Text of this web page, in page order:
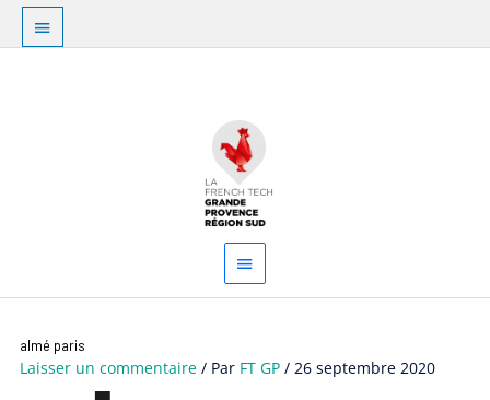
Aller
contenu
Au
dessus
principal
almé paris
Laisser un commentaire / Par FT GP/26 septembre 2020